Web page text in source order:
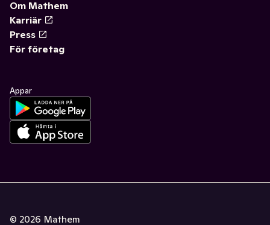
Om Mathem
Karriär
Press
För företag
Appar
© 2026 Mathem